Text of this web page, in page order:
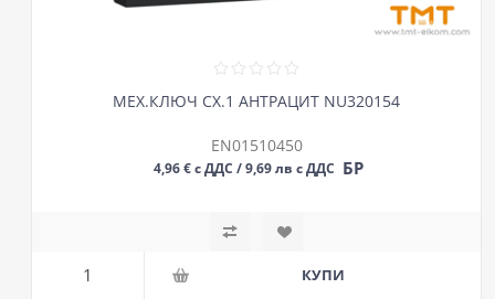
МЕХ.КЛЮЧ СХ.1 АНТРАЦИТ NU320154
EN01510450
4,96 € с ДДС / 9,69 лв с ДДС БР